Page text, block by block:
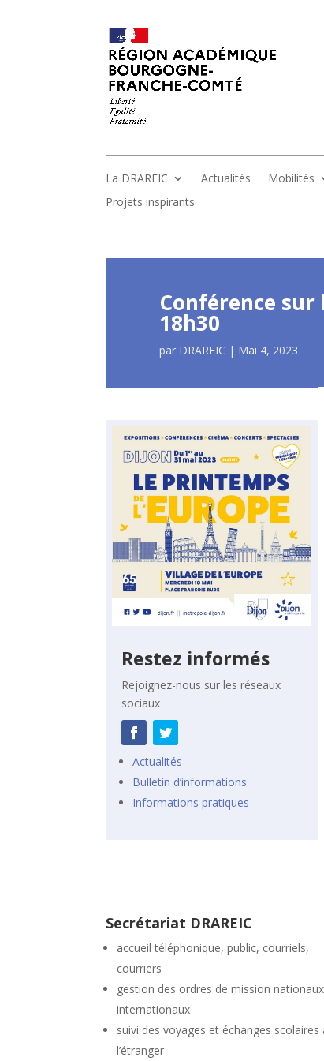
La DRAREIC Actualités Mobilités
Projets inspirants
Conférence sur
18h30
par DRAREIC | Mai 4, 2023
Restez informés
Rejoignez-nous sur les réseaux
sociaux
Actualités
Bulletin d’informations
Informations pratiques
Secrétariat DRAREIC
accueil téléphonique, public, courriels,
courriers
gestion des ordres de mission
internationaux
suivi des voyages et échanges scolaires
l’étranger